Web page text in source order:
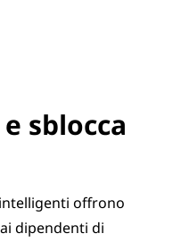
sblocca
offrono
dipendenti di